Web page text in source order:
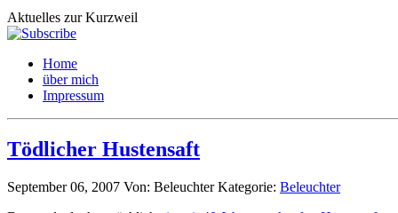
Aktuelles zur Kurzweil
Home
über mich
Impressum
Tödlicher Hustensaft
September 06, 2007 Von: BeleuchterKategorie: Beleuchter